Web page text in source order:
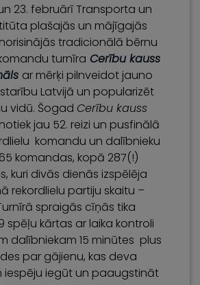
23. februārī Transporta un
plašajās un mājīgajās
tradicionālā bērnu
turnīra Cerību kauss
ar mērķi pilnveidot jauno
Latvijā un popularizēt
vidū. Šogad Cerību kauss
jau 52. reizi un pusfinālā
komandu un dalībnieku
komandas, kopā 287(!)
kuri divās dienās izspēlēja
rekordlielu partiju skaitu –
spraigās cīņās tika
spēļu kārtas ar laika kontroli
dalībniekam 15 minūtes plus
par gājienu, kas deva
iespēju iegūt un paaugstināt